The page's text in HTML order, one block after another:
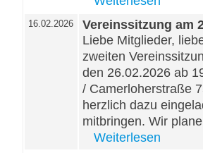
16.02.2026
Vereinssitzung am
Liebe Mitglieder,
zweiten
den 26.02.2026 ab
/ Camerloherstraße
herzlich dazu
mitbringen. Wir
Weiterlesen